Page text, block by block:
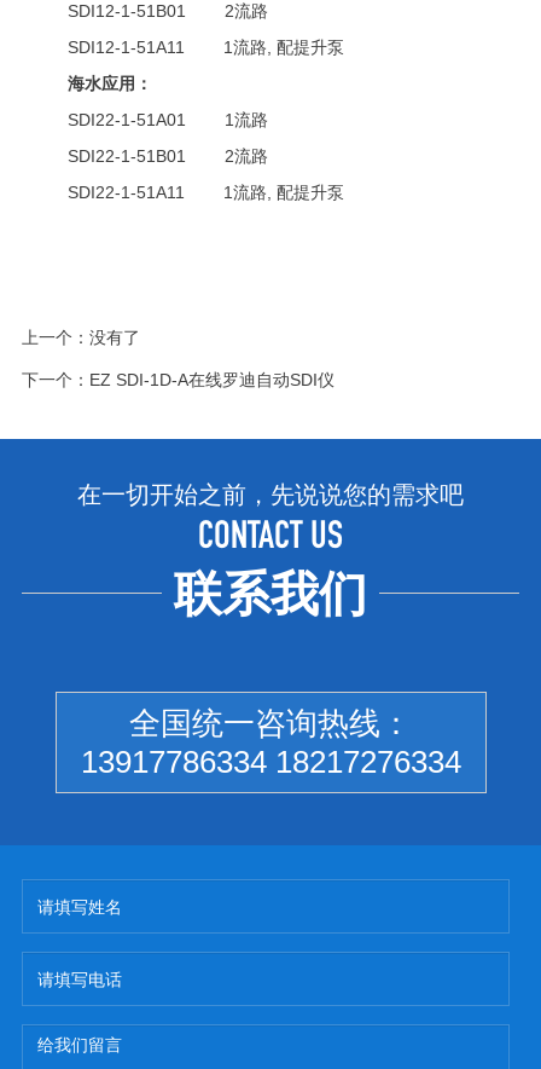
SDI12-1-51B01 2流路
SDI12-1-51A11 1流路, 配提升泵
海水应用：
SDI22-1-51A01 1流路
SDI22-1-51B01 2流路
SDI22-1-51A11 1流路, 配提升泵
上一个：没有了
下一个： EZ SDI-1D-A在线罗迪自动SDI仪
在一切开始之前，先说说您的需求吧
CONTACT US
联系我们
全国统一咨询热线：
13917786334 18217276334